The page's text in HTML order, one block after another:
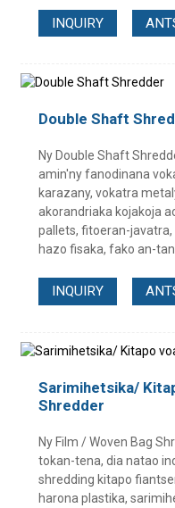
INQUIRY
Double Shaft
Ny Double Shaft
amin'ny fanodinana
karazany, vokatra
akorandriaka kojakoja
pallets, fitoeran-
hazo fisaka, fako an-
INQUIRY
Sarimihetsika/
Shredder
Ny Film / Woven Bag
tokan-tena, dia natao
shredding kitapo
harona plastika,